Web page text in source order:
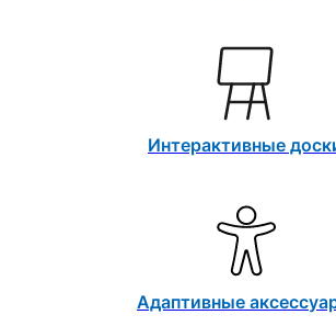
Интерактивные
Адаптивные